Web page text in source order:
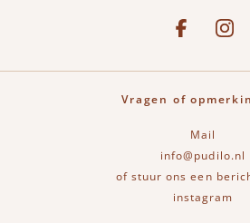
See our Facebook
Bekijk
Vragen of
Mail
info@pudilo.nl
of stuur ons een
instagram